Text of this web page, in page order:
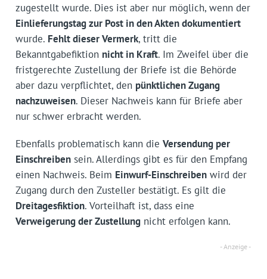
zugestellt wurde. Dies ist aber nur möglich, wenn der
Einlieferungstag zur Post in den Akten dokumentiert
wurde. Fehlt dieser Vermerk, tritt die
Bekanntgabefiktion nicht in Kraft. Im Zweifel über die
fristgerechte Zustellung der Briefe ist die Behörde
aber dazu verpflichtet, den pünktlichen Zugang
nachzuweisen. Dieser Nachweis kann für Briefe aber
nur schwer erbracht werden.
Ebenfalls problematisch kann die Versendung per
Einschreibensein. Allerdings gibt es für den Empfang
einen Nachweis. Beim Einwurf-Einschreibenwird der
Zugang durch den Zusteller bestätigt. Es gilt die
Dreitagesfiktion. Vorteilhaft ist, dass eine
Verweigerung der Zustellungnicht erfolgen kann.